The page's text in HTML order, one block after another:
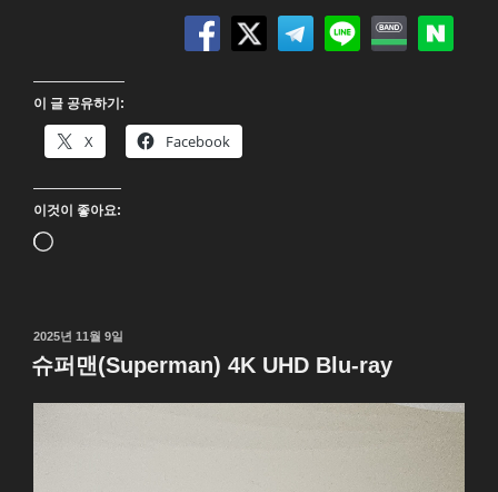
2K
Blu-
ray”
이 글 공유하기:
X Facebook
이것이 좋아요:
로
작
성
일
2025년 11월 9일
슈퍼맨(Superman) 4K UHD Blu-ray